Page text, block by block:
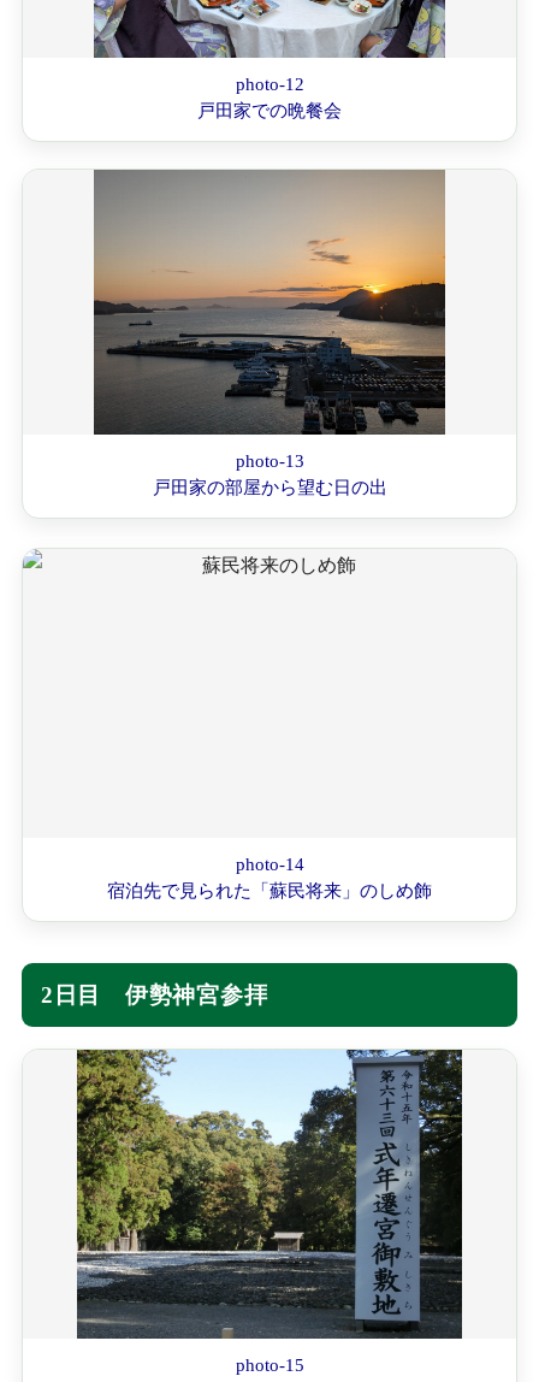
photo-12
戸田家での晩餐会
photo-13
戸田家の部屋から望む日の出
photo-14
宿泊先で見られた「蘇民将来」のしめ飾
2日目 伊勢神宮参拝
photo-15